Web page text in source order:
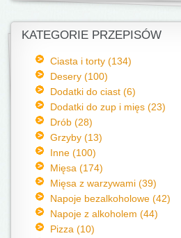
KATEGORIE PRZEPISÓW
Ciasta i torty (134)
Desery (100)
Dodatki do ciast (6)
Dodatki do zup i mięs (23)
Drób (28)
Grzyby (13)
Inne (100)
Mięsa (174)
Mięsa z warzywami (39)
Napoje bezalkoholowe (42)
Napoje z alkoholem (44)
Pizza (10)